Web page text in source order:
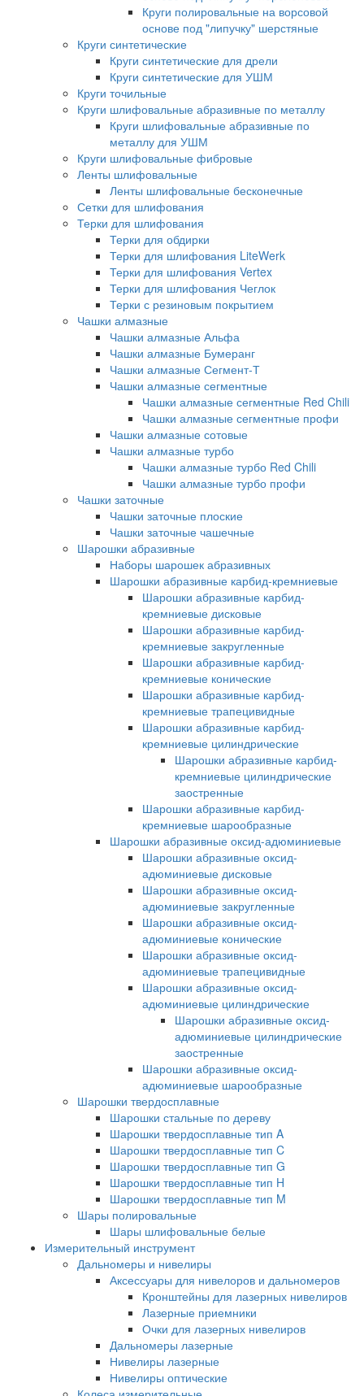
Круги полировальные на ворсовой
основе под "липучку" шерстяные
Круги синтетические
Круги синтетические для дрели
Круги синтетические для УШМ
Круги точильные
Круги шлифовальные абразивные по металлу
Круги шлифовальные абразивные по
металлу для УШМ
Круги шлифовальные фибровые
Ленты шлифовальные
Ленты шлифовальные бесконечные
Сетки для шлифования
Терки для шлифования
Терки для обдирки
Терки для шлифования LiteWerk
Терки для шлифования Vertex
Терки для шлифования Чеглок
Терки с резиновым покрытием
Чашки алмазные
Чашки алмазные Альфа
Чашки алмазные Бумеранг
Чашки алмазные Сегмент-Т
Чашки алмазные сегментные
Чашки алмазные сегментные Red Chili
Чашки алмазные сегментные профи
Чашки алмазные сотовые
Чашки алмазные турбо
Чашки алмазные турбо Red Chili
Чашки алмазные турбо профи
Чашки заточные
Чашки заточные плоские
Чашки заточные чашечные
Шарошки абразивные
Наборы шарошек абразивных
Шарошки абразивные карбид-кремниевые
Шарошки абразивные карбид-
кремниевые дисковые
Шарошки абразивные карбид-
кремниевые закругленные
Шарошки абразивные карбид-
кремниевые конические
Шарошки абразивные карбид-
кремниевые трапецивидные
Шарошки абразивные карбид-
кремниевые цилиндрические
Шарошки абразивные карбид-
кремниевые цилиндрические
заостренные
Шарошки абразивные карбид-
кремниевые шарообразные
Шарошки абразивные оксид-адюминиевые
Шарошки абразивные оксид-
адюминиевые дисковые
Шарошки абразивные оксид-
адюминиевые закругленные
Шарошки абразивные оксид-
адюминиевые конические
Шарошки абразивные оксид-
адюминиевые трапецивидные
Шарошки абразивные оксид-
адюминиевые цилиндрические
Шарошки абразивные оксид-
адюминиевые цилиндрические
заостренные
Шарошки абразивные оксид-
адюминиевые шарообразные
Шарошки твердосплавные
Шарошки стальные по дереву
Шарошки твердосплавные тип A
Шарошки твердосплавные тип C
Шарошки твердосплавные тип G
Шарошки твердосплавные тип H
Шарошки твердосплавные тип M
Шары полировальные
Шары шлифовальные белые
Измерительный инструмент
Дальномеры и нивелиры
Аксессуары для нивелоров и дальномеров
Кронштейны для лазерных нивелиров
Лазерные приемники
Очки для лазерных нивелиров
Дальномеры лазерные
Нивелиры лазерные
Нивелиры оптические